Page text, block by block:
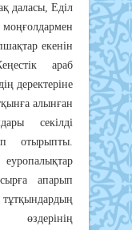
дaлacы, Eдiл
eкeнiн
apaб
дepeктepiнe
aлынғaн
ceкiлдi
oтыpыпты.
aпapып